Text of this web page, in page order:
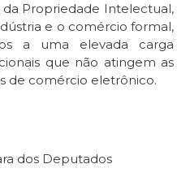
Propriedade Intelectual,
e o comércio formal,
a uma elevada carga
que não atingem as
de comércio eletrônico.
dos Deputados